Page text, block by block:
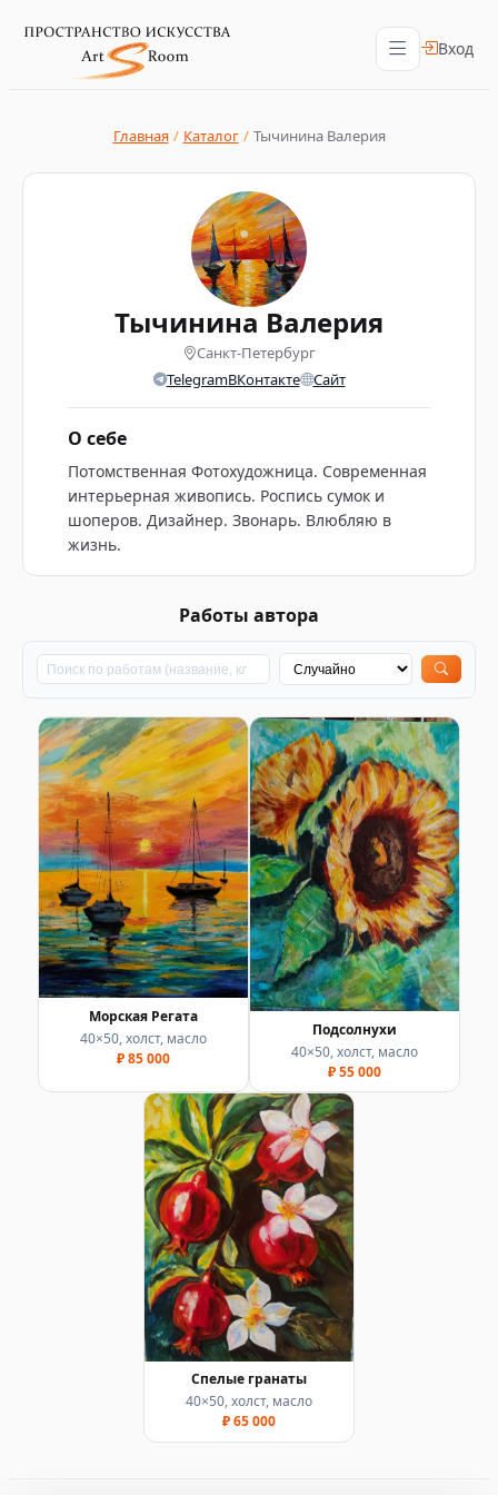
Вход
Главная / Каталог / Тычинина Валерия
Тычинина Валерия
Санкт-Петербург
TelegramВКонтакте Сайт
О себе
Потомственная Фотохудожница. Современная
интерьерная живопись. Роспись сумок и
шоперов. Дизайнер. Звонарь. Влюбляю в
жизнь.
Работы автора
Морская Регата
40×50, холст, масло
₽ 85 000
Подсолнухи
40×50, холст, масло
₽ 55 000
Спелые гранаты
40×50, холст, масло
₽ 65 000